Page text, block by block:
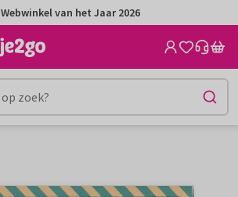
Webwinkel van het Jaar 2026